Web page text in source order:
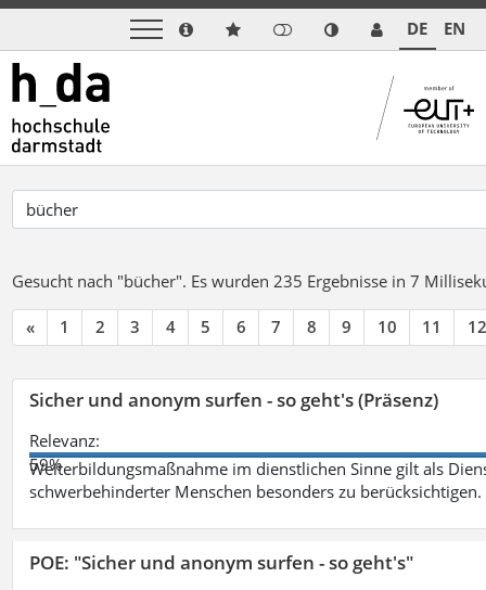
DE EN
Gesucht nach "bücher". Es wurden 235 Ergebnisse in 7
« 1 2 3 4 5 6 7 8 9 10 11 12
Sicher und anonym surfen - so geht's (Präsenz)
Relevanz:
59%
Weiterbildungsmaßnahme im dienstlichen Sinne gilt als
schwerbehinderter Menschen besonders zu berücksichtigen.
POE: "Sicher und anonym surfen - so geht's"